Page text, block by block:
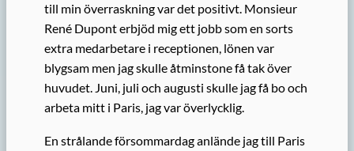
till min överraskning var det positivt. Monsieur
René Dupont erbjöd mig ett jobb som en sorts
extra medarbetare i receptionen, lönen var
blygsam men jag skulle åtminstone få tak över
huvudet. Juni, juli och augusti skulle jag få bo och
arbeta mitt i Paris, jag var överlycklig.
En strålande försommardag anlände jag till Paris